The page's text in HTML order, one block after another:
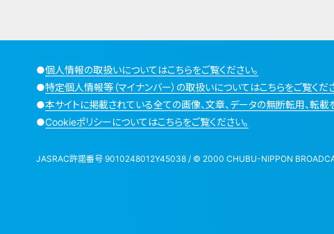
●個人情報の取扱いについてはこちらをご覧ください。
●特定個人情報等（マイナンバー）の取扱いについてはこちらをご覧くださ
●本サイトに掲載されている全ての画像、文章、データの無断転用、転載
●Cookieポリシーについてはこちらをご覧ください。
JASRAC許諾番号 9010248012Y45038 / © 2000 CHUBU-NIPPON